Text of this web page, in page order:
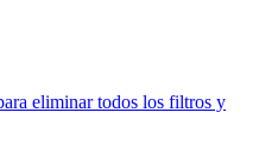
eliminar todos los filtros y